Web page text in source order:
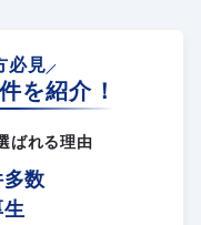
を紹介！
必見
ばれる理由
多数
生